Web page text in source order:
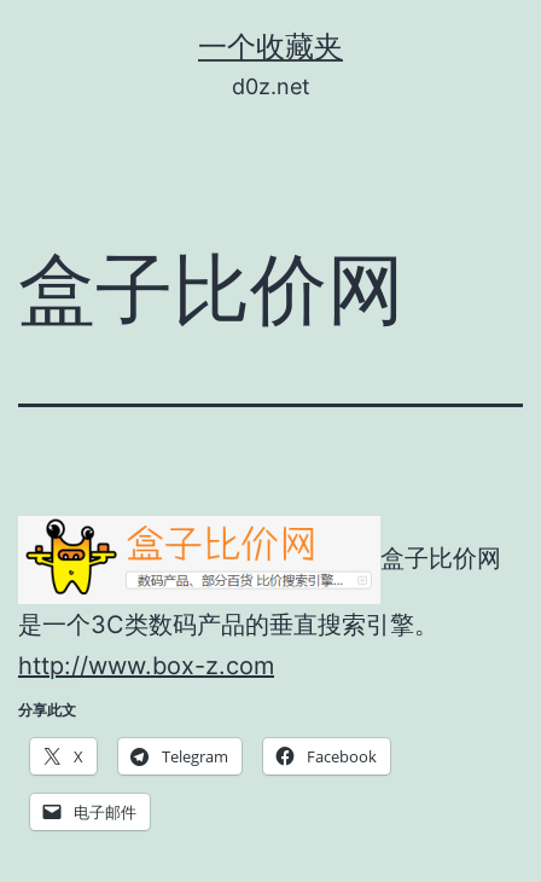
一个收藏夹
d0z.net
盒子比价网
盒子比价网
是一个3C类数码产品的垂直搜索引擎。
http://www.box-z.com
分享此文
X Telegram Facebook
电子邮件